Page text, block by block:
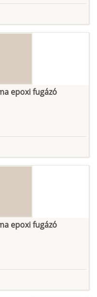
epoxi fugázó
epoxi fugázó